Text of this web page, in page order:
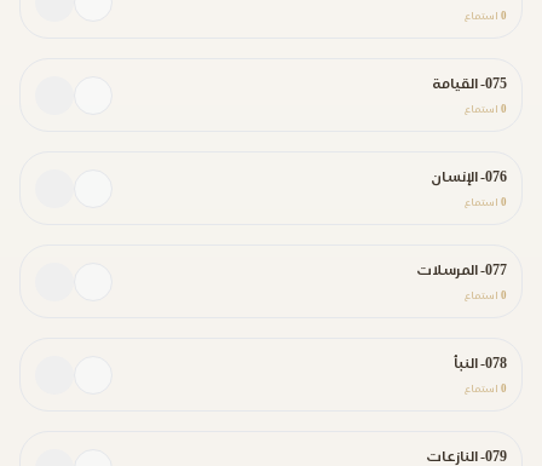
0 استماع
075- القيامة
0 استماع
076- الإنسان
0 استماع
077- المرسلات
0 استماع
078- النبأ
0 استماع
079- النازعات